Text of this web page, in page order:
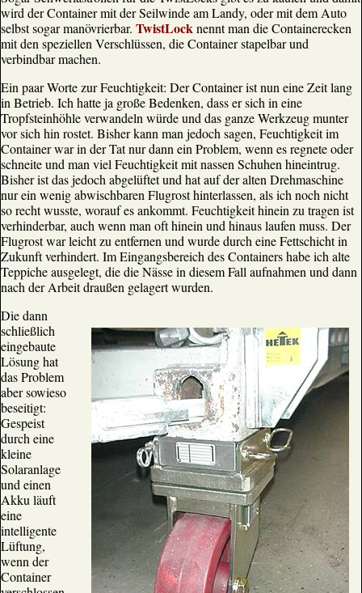
wird der Container mit der Seilwinde am Landy, oder mit dem Auto
selbst sogar manövrierbar. TwistLocknennt man die Containerecken
mit den speziellen Verschlüssen, die Container stapelbar und
verbindbar machen.
Ein paar Worte zur Feuchtigkeit: Der Container ist nun eine Zeit lang
in Betrieb. Ich hatte ja große Bedenken, dass er sich in eine
Tropfsteinhöhle verwandeln würde und das ganze Werkzeug munter
vor sich hin rostet. Bisher kann man jedoch sagen, Feuchtigkeit im
Container war in der Tat nur dann ein Problem, wenn es regnete oder
schneite und man viel Feuchtigkeit mit nassen Schuhen hineintrug.
Bisher ist das jedoch abgelüftet und hat auf der alten Drehmaschine
nur ein wenig abwischbaren Flugrost hinterlassen, als ich noch nicht
so recht wusste, worauf es ankommt. Feuchtigkeit hinein zu tragen ist
verhinderbar, auch wenn man oft hinein und hinaus laufen muss. Der
Flugrost war leicht zu entfernen und wurde durch eine Fettschicht in
Zukunft verhindert. Im Eingangsbereich des Containers habe ich alte
Teppiche ausgelegt, die die Nässe in diesem Fall aufnahmen und dann
nach der Arbeit draußen gelagert wurden.
Die dann
schließlich
eingebaute
Lösung hat
das Problem
aber sowieso
beseitigt:
Gespeist
durch eine
kleine
Solaranlage
und einen
Akku läuft
eine
intelligente
Lüftung,
wenn der
Container